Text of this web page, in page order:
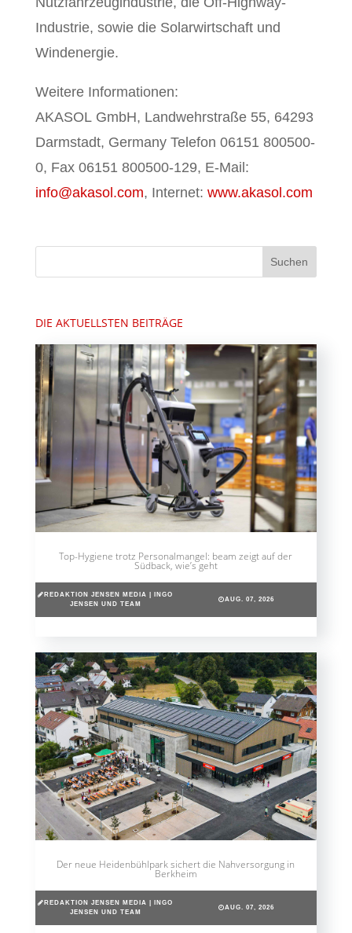
Industrie, sowie die Solarwirtschaft und
Windenergie.
Weitere Informationen:
AKASOL GmbH, Landwehrstraße 55, 64293
Darmstadt, Germany Telefon 06151 800500-
0, Fax 06151 800500-129, E-Mail:
info@akasol.com, Internet: www.akasol.com
DIE AKTUELLSTEN BEITRÄGE
Top-Hygiene trotz Personalmangel: beam zeigt auf der
Südback, wie’s geht
REDAKTION JENSEN MEDIA | INGO
JENSEN UND TEAM
AUG. 07, 2026
Der neue Heidenbühlpark sichert die Nahversorgung in
Berkheim
REDAKTION JENSEN MEDIA | INGO
JENSEN UND TEAM
AUG. 07, 2026